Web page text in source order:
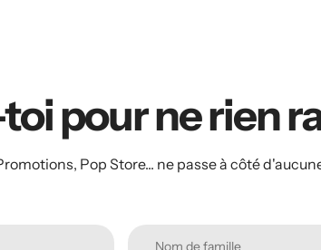
pour ne rien
Pop Store... ne passe à côté